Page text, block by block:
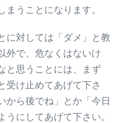
まうことになります。
に対しては「ダメ」と教
外で、危なくはないけ
と思うことには、まず
受け止めてあげて下さ
から後でね」とか「今日
にしてあげて下さい。